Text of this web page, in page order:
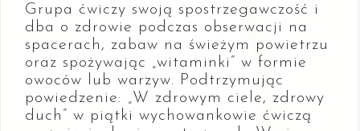
Grupa ćwiczy swoją spostrzegawczość i
dba o zdrowie podczas obserwacji na
spacerach, zabaw na świeżym powietrzu
oraz spożywając „witaminki” w formie
owoców lub warzyw. Podtrzymując
powiedzenie: „W zdrowym ciele, zdrowy
duch” w piątki wychowankowie ćwiczą